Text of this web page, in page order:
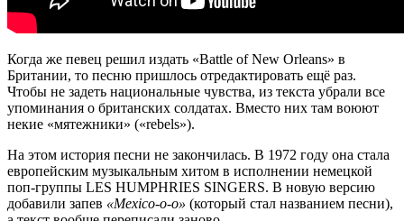
Когда же певец решил издать «Battle of New Orleans» в
Британии, то песню пришлось отредактировать ещё раз.
Чтобы не задеть национальные чувства, из текста убрали все
упоминания о британских солдатах. Вместо них там воюют
некие «мятежники» («rebels»).
На этом история песни не закончилась. В 1972 году она стала
европейским музыкальным хитом в исполнении немецкой
поп-группы LES HUMPHRIES SINGERS. В новую версию
добавили запев «Mexico-o-o» (который стал названием песни),